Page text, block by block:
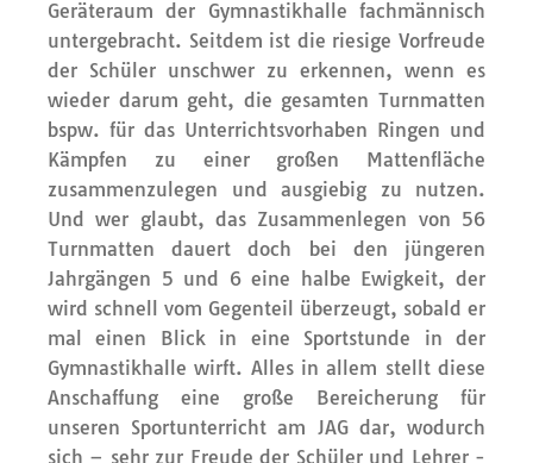
Geräteraum der Gymnastikhalle fachmännisch
untergebracht. Seitdem ist die riesige Vorfreude
der Schüler unschwer zu erkennen, wenn es
wieder darum geht, die gesamten Turnmatten
bspw. für das Unterrichtsvorhaben Ringen und
Kämpfen zu einer großen Mattenfläche
zusammenzulegen und ausgiebig zu nutzen.
Und wer glaubt, das Zusammenlegen von 56
Turnmatten dauert doch bei den jüngeren
Jahrgängen 5 und 6 eine halbe Ewigkeit, der
wird schnell vom Gegenteil überzeugt, sobald er
mal einen Blick in eine Sportstunde in der
Gymnastikhalle wirft. Alles in allem stellt diese
Anschaffung eine große Bereicherung für
unseren Sportunterricht am JAG dar, wodurch
sich – sehr zur Freude der Schüler und Lehrer -